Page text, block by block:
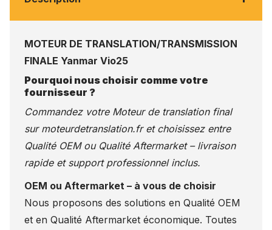
MOTEUR DE TRANSLATION/TRANSMISSION
FINALE Yanmar Vio25
Pourquoi nous choisir comme votre
fournisseur ?
Commandez votre Moteur de translation final
sur moteurdetranslation.fret choisissez entre
Qualité OEM ou Qualité Aftermarket – livraison
rapide et support professionnel inclus.
OEM ou Aftermarket – à vous de choisir
Nous proposons des solutions en Qualité OEM
et en Qualité Aftermarket économique. Toutes